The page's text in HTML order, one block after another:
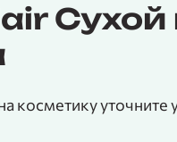
косметику уточните